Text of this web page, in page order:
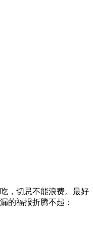
，切忌不能浪费。最好
的福报折腾不起：